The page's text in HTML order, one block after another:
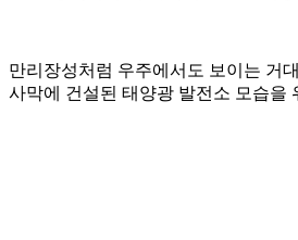
만리장성처럼 우주에서도 보이는 거
사막에 건설된 태양광 발전소 모습을